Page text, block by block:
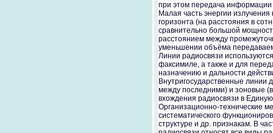
при этом передача
Малая часть энергии
горизонта (на расстояния в
сравнительно большой
расстоянием между
уменьшении объёма
Линии радиосвязи
факсимиле, а также и для
назначению и дальности
Внутригосударственные линии
между последними) и зоновые
вхождения радиосвязи в
Организационно-технические
систематического
структуре и др. признакам. В